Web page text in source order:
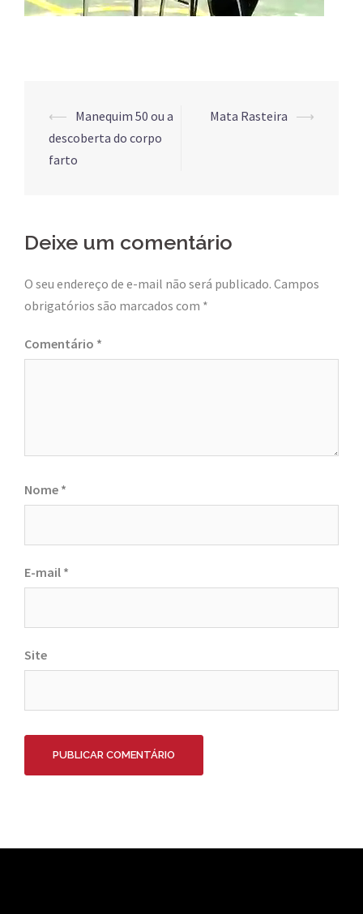
Post
navigation
⟵ Manequim 50 ou a
descoberta do corpo
farto
Mata Rasteira ⟶
Deixe um comentário
O seu endereço de e-mail não será publicado. Campos
obrigatórios são marcados com *
Comentário *
Nome *
E-mail *
Site